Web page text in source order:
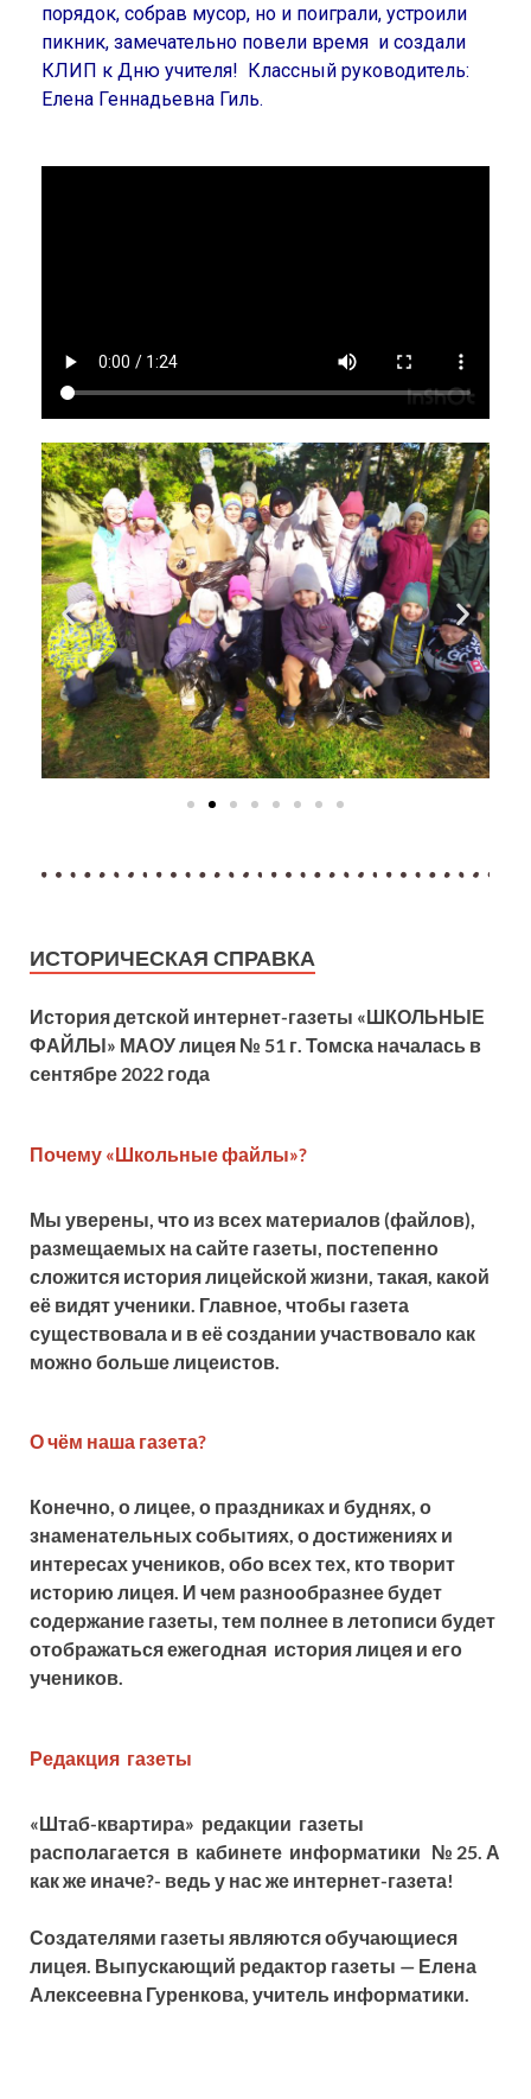
порядок, собрав мусор, но и поиграли, устроили
пикник, замечательно повели время и создали
КЛИП к Дню учителя! Классный руководитель:
Елена Геннадьевна Гиль.
ИСТОРИЧЕСКАЯ СПРАВКА
История детской интернет-газеты «ШКОЛЬНЫЕ
ФАЙЛЫ» МАОУ лицея № 51 г. Томска началась в
сентябре 2022 года
Почему «Школьные файлы»?
Мы уверены, что из всех материалов (файлов),
размещаемых на сайте газеты, постепенно
сложится история лицейской жизни, такая, какой
её видят ученики. Главное, чтобы газета
существовала и в её создании участвовало как
можно больше лицеистов.
О чём наша газета?
Конечно, о лицее, о праздниках и буднях, о
знаменательных событиях, о достижениях и
интересах учеников, обо всех тех, кто творит
историю лицея. И чем разнообразнее будет
содержание газеты, тем полнее в летописи будет
отображаться ежегодная история лицея и его
учеников.
Редакция газеты
«Штаб-квартира» редакции газеты
располагается в кабинете информатики № 25. А
как же иначе?- ведь у нас же интернет-газета!
Создателями газеты являются обучающиеся
лицея. Выпускающий редактор газеты — Елена
Алексеевна Гуренкова, учитель информатики.